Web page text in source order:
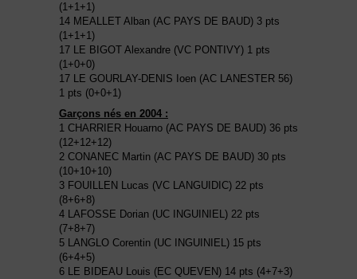
(1+1+1)
14 MEALLET Alban (AC PAYS DE BAUD) 3 pts
(1+1+1)
17 LE BIGOT Alexandre (VC PONTIVY) 1 pts
(1+0+0)
17 LE GOURLAY-DENIS Ioen (AC LANESTER 56)
1 pts (0+0+1)
Garçons nés en 2004 :
1 CHARRIER Houarno (AC PAYS DE BAUD) 36 pts
(12+12+12)
2 CONANEC Martin (AC PAYS DE BAUD) 30 pts
(10+10+10)
3 FOUILLEN Lucas (VC LANGUIDIC) 22 pts
(8+6+8)
4 LAFOSSE Dorian (UC INGUINIEL) 22 pts
(7+8+7)
5 LANGLO Corentin (UC INGUINIEL) 15 pts
(6+4+5)
6 LE BIDEAU Louis (EC QUEVEN) 14 pts (4+7+3)